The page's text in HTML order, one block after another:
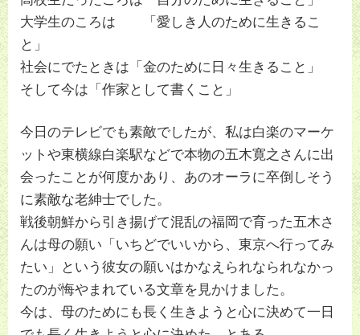
大学生のころは 「愛しき人のために生きるこ
と」
社会にでたときは「金のために日々生きること」
そして今は「作家として書くこと」
今日のテレビでも素敵でしたが、私は白楽のマーケ
ットや東横線白楽駅などで本物の五木寛之さんに出
会ったことが何度かあり、あのオーラに卒倒しそう
に素敵な老紳士でした。
戦後朝鮮から引き揚げて混乱の福岡で育った五木さ
んは母の願い「いちどでいいから、東京へ行ってみ
たい」という彼女の願いはかなえられなられなかっ
たのが悔やまれている文章を見かけました。
今は、母のためにも長く生きようと心に決めて一日